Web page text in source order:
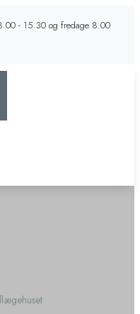
- 15.30 og fredage 8.00